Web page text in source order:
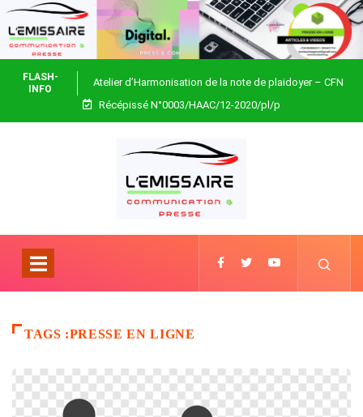
FLASH-
INFO
Atelier d’Harmonisation de la note de plaidoyer – CFN
Togo
Récépissé N°0003/HAAC/12-2020/pl/p
TAGS :PRESSE EN LIGNE